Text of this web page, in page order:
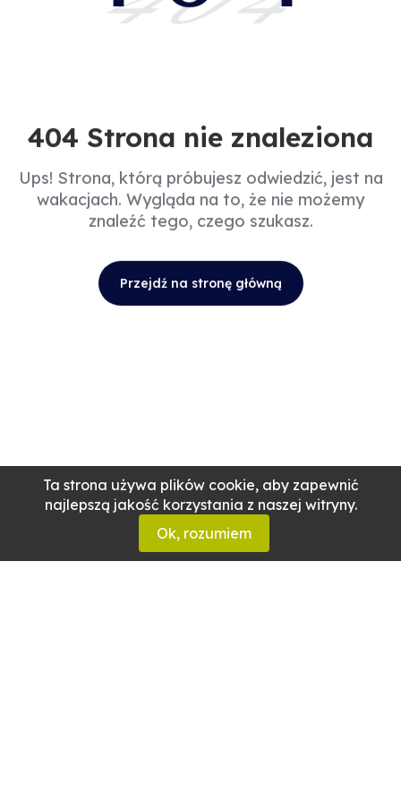
Ta strona używa plików cookie, aby zapewnić
najlepszą jakość korzystania z naszej witryny.
Ok, rozumiem
404 Strona nie znaleziona
Ups! Strona, którą próbujesz odwiedzić, jest na
wakacjach. Wygląda na to, że nie możemy
znaleźć tego, czego szukasz.
Przejdź na stronę główną